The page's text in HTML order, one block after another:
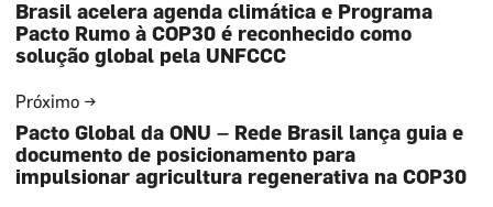
de
Post
Brasil acelera agenda climática e Programa
Pacto Rumo à COP30 é reconhecido como
solução global pela UNFCCC
Próximo →
Pacto Global da ONU – Rede Brasil lança guia e
documento de posicionamento para
impulsionar agricultura regenerativa na COP30